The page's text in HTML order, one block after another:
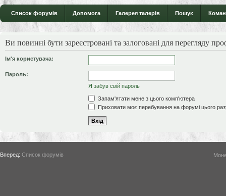
Список форумів Допомога Галерея талерів Пошук
Ви повинні бути зареєстровані та залоговані для перегляду
Ім'я користувача:
Пароль:
Я забув свій пароль
Запам'ятати мене з цього комп'ютера
Приховати моє перебування на форумі цього
Вперед: Список форумів